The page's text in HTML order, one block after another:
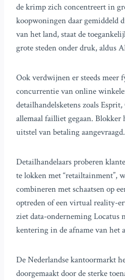
de krimp zich concentreert in
koopwoningen daar gemiddeld
van het land, staat de
grote steden onder druk, aldus
Ook verdwijnen er steeds meer
concurrentie van online
detailhandelsketens zoals
allemaal failliet gegaan. Blokker
uitstel van betaling aangevraagd.
Detailhandelaars proberen
te lokken met “retailtainment”,
combineren met schaatsen op
optreden of een virtual reality-
ziet data-onderneming Locatus
kentering in de afname van het
De Nederlandse kantoormarkt
doorgemaakt door de sterke